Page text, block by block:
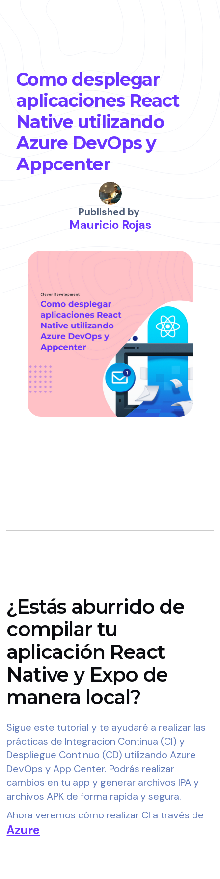
Como desplegar
aplicaciones React
Native utilizando
Azure DevOps y
Appcenter
Published by
Mauricio Rojas
¿Estás aburrido de
compilar tu
aplicación React
Native y Expo de
manera local?
Sigue este tutorial y te ayudaré a realizar las
prácticas de Integracion Continua (CI) y
Despliegue Continuo (CD) utilizando Azure
DevOps y App Center. Podrás realizar
cambios en tu app y generar archivos IPA y
archivos APK de forma rapida y segura.
Ahora veremos cómo realizar CI a través de
Azure